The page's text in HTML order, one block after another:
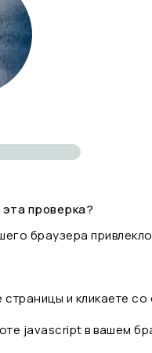
проверка?
браузера
страницы и кликаете
javascript в вашем